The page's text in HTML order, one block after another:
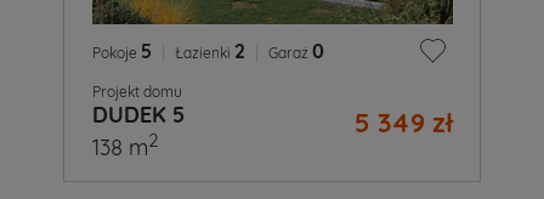
Pokoje 5 Łazienki 2 Garaż 0
Projekt domu
DUDEK 5 5 349 zł
138 m2